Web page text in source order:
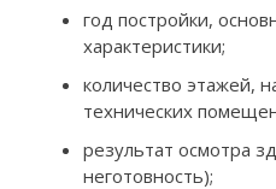
год постройки,
характеристики;
количество этажей,
технических
результат осмотра
неготовность);